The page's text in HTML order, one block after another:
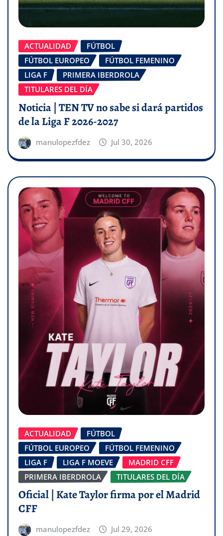
ACTUALIDAD
FÚTBOL
FÚTBOL EUROPEO
FÚTBOL FEMENINO
LIGA F
PRIMERA IBERDROLA
TITULARES DEL DÍA
Noticia | TEN TV no sabe si dará partidos
de la Liga F 2026-2027
manulopezfdez Jul 30, 2026
ACTUALIDAD
FÚTBOL
FÚTBOL EUROPEO
FÚTBOL FEMENINO
LIGA F
LIGA F MOEVE
MADRID CFF
PRIMERA IBERDROLA
TITULARES DEL DÍA
Oficial | Kate Taylor firma por el Madrid
CFF
manulopezfdez Jul 29, 2026